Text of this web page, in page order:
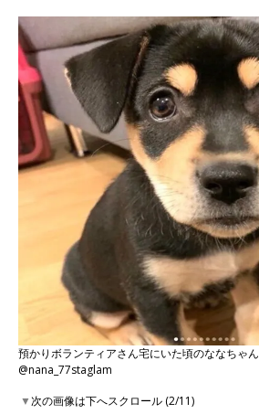
預かりボランティアさん宅にいた頃のななちゃん
@nana_77staglam
▼次の画像は下へスクロール (2/11)